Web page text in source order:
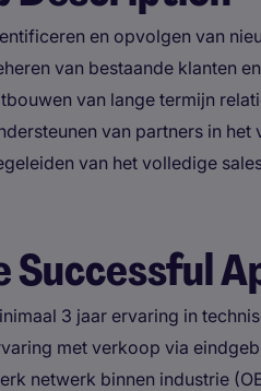
en opvolgen van
van bestaande klanten
van lange termijn
van partners in het
van het volledige
Successful
3 jaar ervaring in
met verkoop via
netwerk binnen industrie